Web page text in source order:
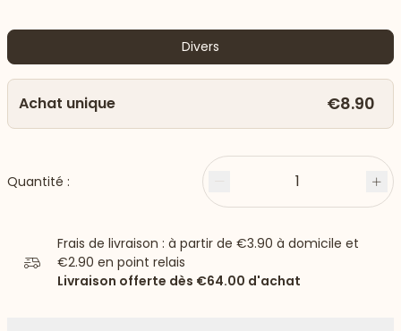
Divers
Achat unique €8.90
Quantité : Moins 1
Frais de livraison : à partir de €3.90 à domicile et
€2.90 en point relais
Livraison offerte dès €64.00 d'achat